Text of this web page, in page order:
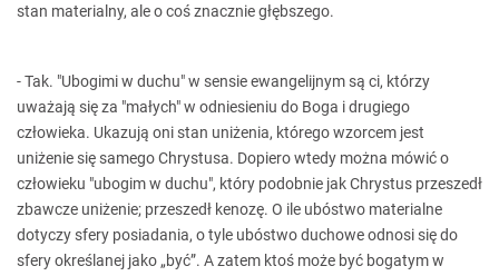
stan materialny, ale o coś znacznie głębszego.
- Tak. "Ubogimi w duchu" w sensie ewangelijnym są ci, którzy
uważają się za "małych" w odniesieniu do Boga i drugiego
człowieka. Ukazują oni stan uniżenia, którego wzorcem jest
uniżenie się samego Chrystusa. Dopiero wtedy można mówić o
człowieku "ubogim w duchu", który podobnie jak Chrystus przeszedł
zbawcze uniżenie; przeszedł kenozę. O ile ubóstwo materialne
dotyczy sfery posiadania, o tyle ubóstwo duchowe odnosi się do
sfery określanej jako „być”. A zatem ktoś może być bogatym w